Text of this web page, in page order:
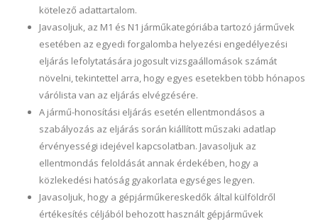
kötelező adattartalom.
Javasoljuk, az M1 és N1 járműkategóriába tartozó járművek
esetében az egyedi forgalomba helyezési engedélyezési
eljárás lefolytatására jogosult vizsgaállomások számát
növelni, tekintettel arra, hogy egyes esetekben több hónapos
várólista van az eljárás elvégzésére.
A jármű-honosítási eljárás esetén ellentmondásos a
szabályozás az eljárás során kiállított műszaki adatlap
érvényességi idejével kapcsolatban. Javasoljuk az
ellentmondás feloldását annak érdekében, hogy a
közlekedési hatóság gyakorlata egységes legyen.
Javasoljuk, hogy a gépjárműkereskedők által külföldről
értékesítés céljából behozott használt gépjárművek